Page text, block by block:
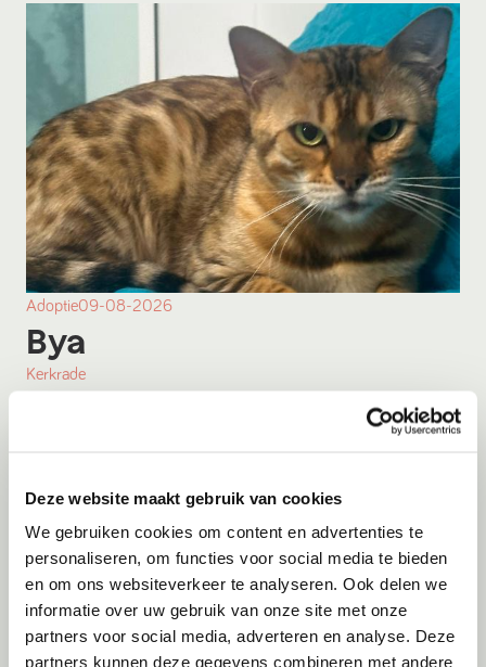
Deze website maakt gebruik van cookies
We gebruiken cookies om content en advertenties te
personaliseren, om functies voor social media te bieden
en om ons websiteverkeer te analyseren. Ook delen we
informatie over uw gebruik van onze site met onze
partners voor social media, adverteren en analyse. Deze
partners kunnen deze gegevens combineren met andere
Adoptie09-08-2026
Bya
Kerkrade